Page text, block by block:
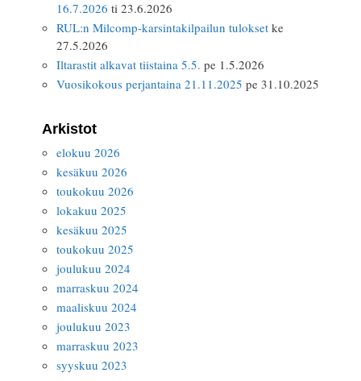
16.7.2026 ti 23.6.2026
RUL:n Milcomp-karsintakilpailun tulokset ke
27.5.2026
Iltarastit alkavat tiistaina 5.5. pe 1.5.2026
Vuosikokous perjantaina 21.11.2025 pe 31.10.2025
Arkistot
elokuu 2026
kesäkuu 2026
toukokuu 2026
lokakuu 2025
kesäkuu 2025
toukokuu 2025
joulukuu 2024
marraskuu 2024
maaliskuu 2024
joulukuu 2023
marraskuu 2023
syyskuu 2023